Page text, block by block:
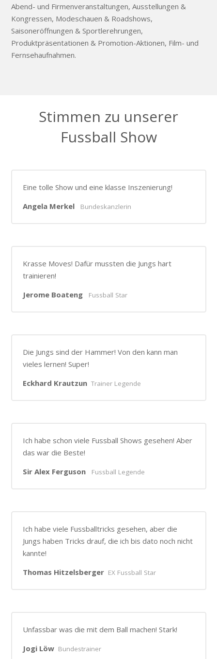
Abend- und Firmenveranstaltungen, Ausstellungen &
Kongressen, Modeschauen & Roadshows,
Saisoneröffnungen & Sportlerehrungen,
Produktpräsentationen & Promotion-Aktionen, Film- und
Fernsehaufnahmen.
Stimmen zu unserer
Fussball Show
Eine tolle Show und eine klasse Inszenierung!
Angela Merkel
Bundeskanzlerin
Krasse Moves! Dafür mussten die Jungs hart
trainieren!
Jerome Boateng
Fussball Star
Die Jungs sind der Hammer! Von den kann man
vieles lernen! Super!
Eckhard Krautzun Trainer Legende
Ich habe schon viele Fussball Shows gesehen! Aber
das war die Beste!
Sir Alex Ferguson
Fussball Legende
Ich habe viele Fussballtricks gesehen, aber die
Jungs haben Tricks drauf, die ich bis dato noch nicht
kannte!
Thomas Hitzelsberger EX Fussball Star
Unfassbar was die mit dem Ball machen! Stark!
Jogi Löw Bundestrainer